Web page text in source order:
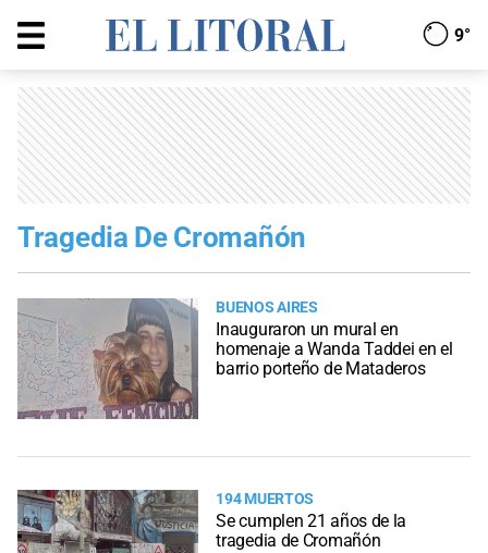
9°
Tragedia De Cromañón
BUENOS AIRES
Inauguraron un mural en
homenaje a Wanda Taddei en el
barrio porteño de Mataderos
194 MUERTOS
Se cumplen 21 años de la
tragedia de Cromañón